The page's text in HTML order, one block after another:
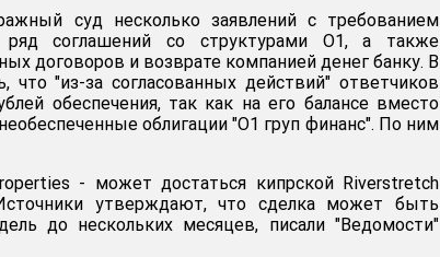
суд несколько заявлений с требованием
ряд соглашений со структурами O1, а также
договоров и возврате компанией денег банку. В
что "из-за согласованных действий" ответчиков
обеспечения, так как на его балансе вместо
облигации "О1 груп финанс". По ним
- может достаться кипрской Riverstretch
утверждают, что сделка может быть
до нескольких месяцев, писали "Ведомости"